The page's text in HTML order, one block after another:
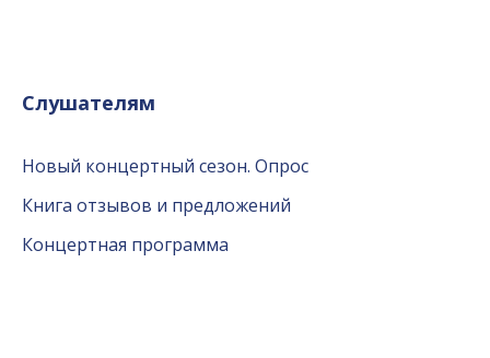
Слушателям
Новый концертный сезон. Опрос
Книга отзывов и предложений
Концертная программа